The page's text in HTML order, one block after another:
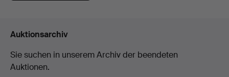
Auktionsarchiv
Sie suchen in unserem Archiv der beendeten
Auktionen.